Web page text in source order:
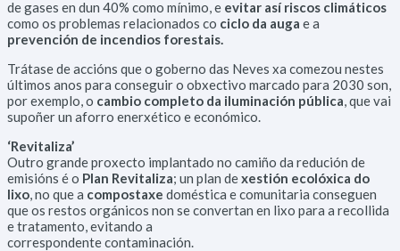
de gases en dun 40% como mínimo, e evitar así riscos climáticos
como os problemas relacionados co ciclo da auga e a
prevención de incendios forestais.
Trátase de accións que o goberno das Neves xa comezou nestes
últimos anos para conseguir o obxectivo marcado para 2030 son,
por exemplo, o cambio completo da iluminación pública, que vai
supoñer un aforro enerxético e económico.
‘Revitaliza’
Outro grande proxecto implantado no camiño da redución de
emisións é o Plan Revitaliza; un plan dexestión ecolóxica do
lixo, no que a compostaxe doméstica e comunitaria conseguen
que os restos orgánicos non se convertan en lixo para a recollida
e tratamento, evitando a
correspondente contaminación.